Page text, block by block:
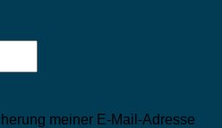
meiner E-Mail-Adresse